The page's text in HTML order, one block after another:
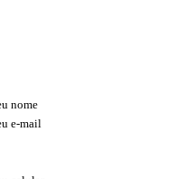
nome
e-mail